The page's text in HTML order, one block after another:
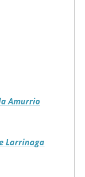
Amurrio
Larrinaga